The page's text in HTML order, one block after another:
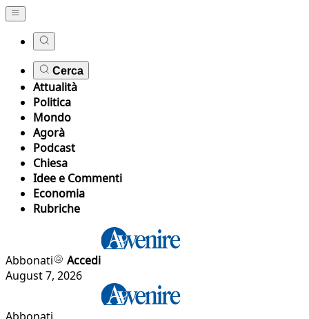
Cerca
Attualità
Politica
Mondo
Agorà
Podcast
Chiesa
Idee e Commenti
Economia
Rubriche
Abbonati
Accedi
August 7, 2026